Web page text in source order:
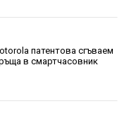
патентова сгъваем
в смартчасовник